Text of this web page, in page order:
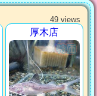
49 views
厚木店